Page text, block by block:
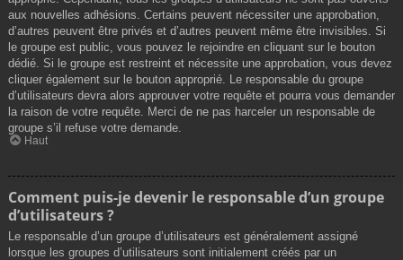
aux nouvelles adhésions. Certains peuvent nécessiter une approbation,
d’autres peuvent être privés et d’autres peuvent même être invisibles. Si
le groupe est public, vous pouvez le rejoindre en cliquant sur le bouton
dédié. Si le groupe est restreint et nécessite une approbation, vous devez
cliquer également sur le bouton approprié. Le responsable du groupe
d’utilisateurs devra alors approuver votre requête et pourra vous demander
la raison de votre requête. Merci de ne pas harceler un responsable de
groupe s’il refuse votre demande.
Haut
Comment puis-je devenir le responsable d’un groupe
d’utilisateurs ?
Le responsable d’un groupe d’utilisateurs est généralement assigné
lorsque les groupes d’utilisateurs sont initialement créés par un